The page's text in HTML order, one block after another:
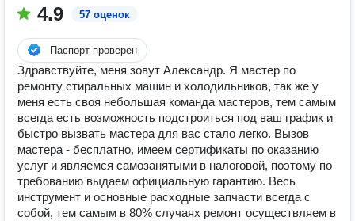
4.9 57 оценок
Паспорт проверен
Здравствуйте, меня зовут Александр. Я мастер по
ремонту стиральных машин и холодильников, так же у
меня есть своя небольшая команда мастеров, тем самым
всегда есть возможность подстроиться под ваш график и
быстро вызвать мастера для вас стало легко. Вызов
мастера - бесплатно, имеем сертификаты по оказанию
услуг и являемся самозанятыми в налоговой, поэтому по
требованию выдаем официальную гарантию. Весь
инструмент и основные расходные запчасти всегда с
собой, тем самым в 80% случаях ремонт осуществляем в